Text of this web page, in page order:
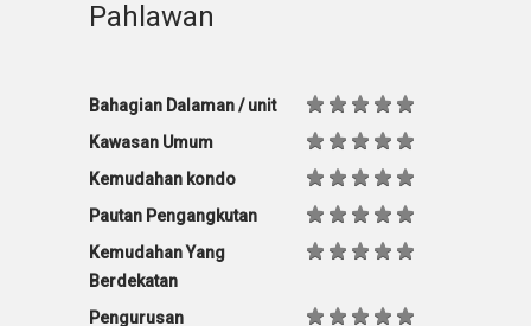
Pahlawan
Bahagian Dalaman / unit
Kawasan Umum
Kemudahan kondo
Pautan Pengangkutan
Kemudahan Yang
Berdekatan
Pengurusan